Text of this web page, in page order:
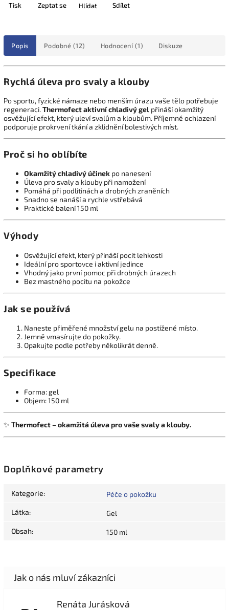
Tisk Zeptat se Hlídat Sdílet
Popis Podobné (12) Hodnocení (1) Diskuze
Rychlá úleva pro svaly a klouby
Po sportu, fyzické námaze nebo menším úrazu vaše tělo potřebuje
regeneraci.Thermofect aktivní chladivý gel přináší okamžitý
osvěžující efekt, který uleví svalům a kloubům. Příjemné ochlazení
podporuje prokrvení tkání a zklidnění bolestivých míst.
Proč si ho oblíbíte
Okamžitý chladivý účinek po nanesení
Úleva pro svaly a klouby při namožení
Pomáhá při podlitinách a drobných zraněních
Snadno se nanáší a rychle vstřebává
Praktické balení 150 ml
Výhody
Osvěžující efekt, který přináší pocit lehkosti
Ideální pro sportovce i aktivní jedince
Vhodný jako první pomoc při drobných úrazech
Bez mastného pocitu na pokožce
Jak se používá
Naneste přiměřené množství gelu na postižené místo.
Jemně vmasírujte do pokožky.
Opakujte podle potřeby několikrát denně.
Specifikace
Forma: gel
Objem: 150 ml
✨ Thermofect – okamžitá úleva pro vaše svaly a klouby.
Doplňkové parametry
Kategorie: Péče o pokožku
Látka: Gel
Obsah: 150 ml
Renáta Jurásková